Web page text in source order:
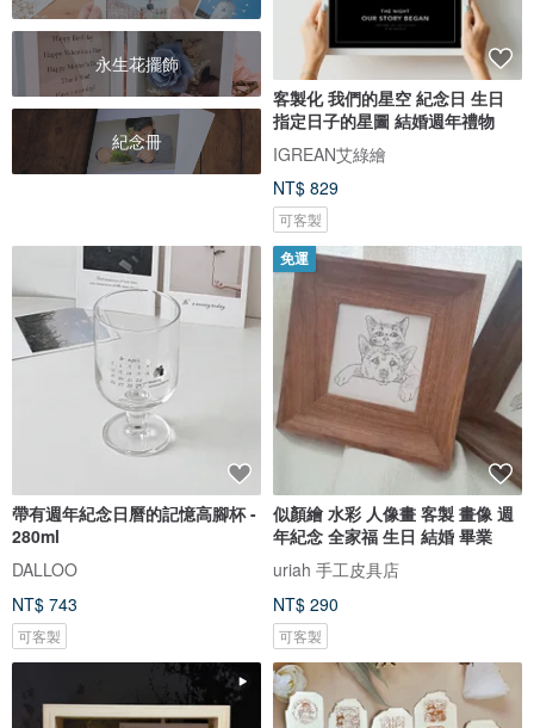
永生花擺飾
紀念冊
客製化 我們的星空 紀念日 生日
指定日子的星圖 結婚週年禮物
IGREAN艾綠繪
NT$ 829
可客製
帶有週年紀念日曆的記憶高腳杯 -
280ml
DALLOO
NT$ 743
可客製
免運
似顏繪 水彩 人像畫 客製 畫像 週
年紀念 全家福 生日 結婚 畢業
uriah 手工皮具店
NT$ 290
可客製